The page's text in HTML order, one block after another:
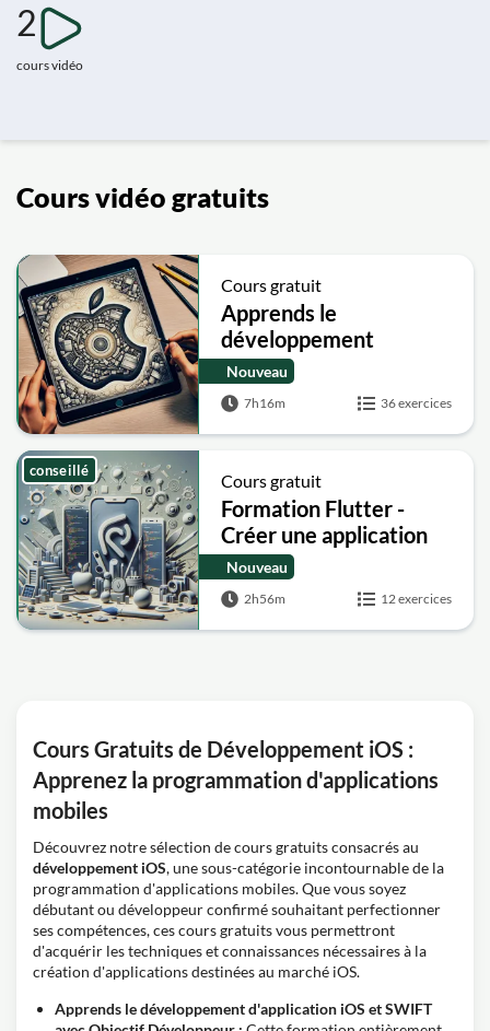
2
cours vidéo
Cours vidéo gratuits
Cours gratuit
Apprends le
développement
d'application iOS et
SWIFT
Nouveau
7h16m 36 exercices
Cours gratuit
Formation Flutter -
Créer une application
Android et iOS
Nouveau
2h56m 12 exercices
conseillé
Cours Gratuits de Développement iOS :
Apprenez la programmation d'applications
mobiles
Découvrez notre sélection de cours gratuits consacrés au
développement iOS, une sous-catégorie incontournable de la
programmation d'applications mobiles. Que vous soyez
débutant ou développeur confirmé souhaitant perfectionner
ses compétences, ces cours gratuits vous permettront
d'acquérir les techniques et connaissances nécessaires à la
création d'applications destinées au marché iOS.
Apprends le développement d'application iOS et SWIFT